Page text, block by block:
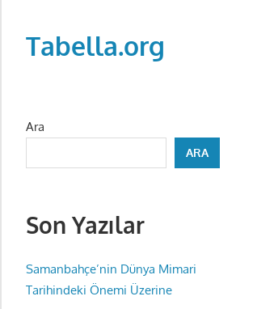
contentTabella.org
Ara
ARA
Son Yazılar
Samanbahçe’nin Dünya Mimari
Tarihindeki Önemi Üzerine